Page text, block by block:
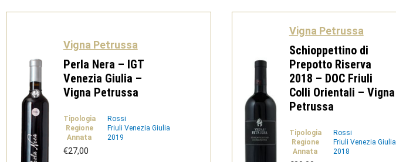
Petrussa
quantità
quantità
Vigna Petrussa
Perla Nera – IGT
Venezia Giulia –
Vigna Petrussa
Tipologia
Rossi
Regione
Friuli Venezia Giulia
Annata
2019
€27,00
Vigna Petrussa
Schioppettino di
Prepotto Riserva
2018 – DOC Friuli
Colli Orientali – Vigna
Petrussa
Tipologia
Rossi
Regione
Friuli Venezia Giulia
Annata
2018